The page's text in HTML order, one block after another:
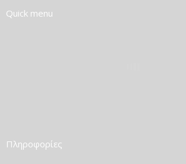
Quick menu
Πληροφορίες